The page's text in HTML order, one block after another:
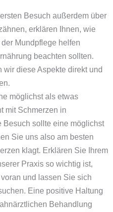
Besuch außerdem über
erklären Ihnen, wie
Mundpflege helfen
beachten sollten.
wir diese Aspekte direkt und
möglichst als etwas
mit Schmerzen in
Besuch sollte eine möglichst
Sie uns also am besten
klagt. Erklären Sie Ihrem
Praxis so wichtig ist,
und lassen Sie sich
Eine positive Haltung
Behandlung